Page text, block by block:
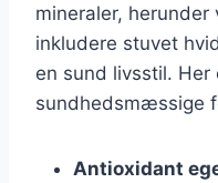
mineraler, herunder
inkludere stuvet
en sund livsstil. Her
sundhedsmæssige
Antioxidant